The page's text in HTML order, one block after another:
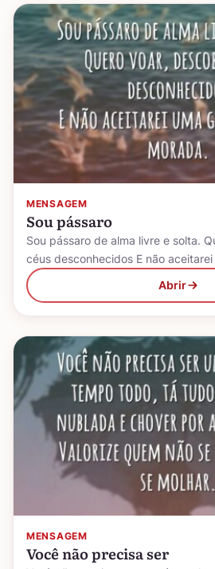
MENSAGEM
Sou pássaro
Sou pássaro de alma livre e solta.
céus desconhecidos E não
Abrir
MENSAGEM
Você não precisa ser